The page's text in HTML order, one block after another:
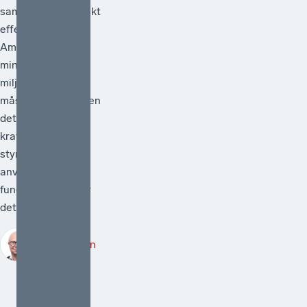
samhällsekonomiskt
effektiv.[1]
Ambitionen att
minska
miljöpåverkan
måste vara hög men
det måste också
kraven på att de
styrmedel som
används faktiskt
fungerar. Därför är
det välkomme...
Robert Lönn